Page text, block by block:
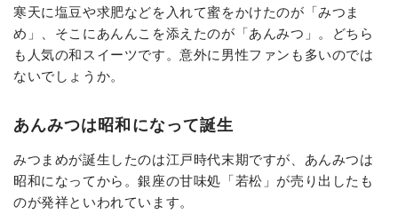
寒天に塩豆や求肥などを入れて蜜をかけたのが「みつま
め」、そこにあんんこを添えたのが「あんみつ」。どちら
も人気の和スイーツです。意外に男性ファンも多いのでは
ないでしょうか。
あんみつは昭和になって誕生
みつまめが誕生したのは江戸時代末期ですが、あんみつは
昭和になってから。銀座の甘味処「若松」が売り出したも
のが発祥といわれています。